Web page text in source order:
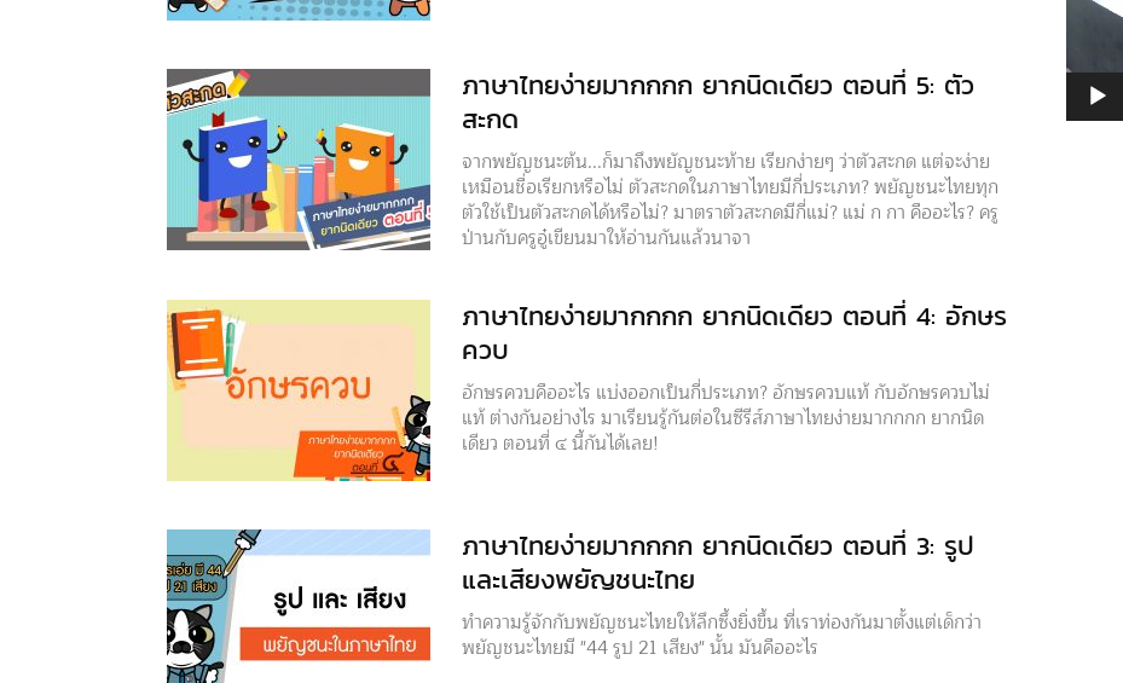
ภาษาไทยง่ายมากกกก ยากนิดเดียว ตอนที่ 5: ตัว
สะกด
จากพยัญชนะต้น...ก็มาถึงพยัญชนะท้าย เรียกง่ายๆ ว่าตัวสะกด แต่จะง่าย
เหมือนชื่อเรียกหรือไม่ ตัวสะกดในภาษาไทยมีกี่ประเภท? พยัญชนะไทยทุก
ตัวใช้เป็นตัวสะกดได้หรือไม่? มาตราตัวสะกดมีกี่แม่? แม่ ก กา คืออะไร? ครู
ป่านกับครูอู๋เขียนมาให้อ่านกันแล้วนาจา
ภาษาไทยง่ายมากกกก ยากนิดเดียว ตอนที่ 4: อักษร
ควบ
อักษรควบคืออะไร แบ่งออกเป็นกี่ประเภท? อักษรควบแท้ กับอักษรควบไม่
แท้ ต่างกันอย่างไร มาเรียนรู้กันต่อในซีรีส์ภาษาไทยง่ายมากกกก ยากนิด
เดียว ตอนที่ ๔ นี้กันได้เลย!
ภาษาไทยง่ายมากกกก ยากนิดเดียว ตอนที่ 3: รูป
และเสียงพยัญชนะไทย
ทำความรู้จักกับพยัญชนะไทยให้ลึกซึ้งยิ่งขึ้น ที่เราท่องกันมาตั้งแต่เด็กว่า
พยัญชนะไทยมี "44 รูป 21 เสียง" นั้น มันคืออะไร